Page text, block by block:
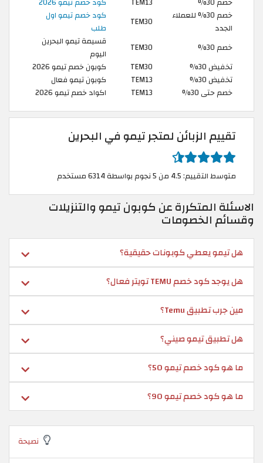
خصم 30% للعملاء
الجدد
TEM30
كود خصم تيمو اول
طلب
خصم 30%
TEM30
قسيمة تيمو البحرين
اليوم
تخفيض 30%
TEM30
كوبون خصم تيمو 2026
تخفيض 30%
TEM13
كوبون تيمو فعال
خصم حتى 30%
TEM13 اكواد خصم تيمو 2026
تقييم الزبائن لمتجر تيمو في البحرين
متوسط التقييم: 4.5 من 5 نجوم بواسطة 6314 مستخدم
الاسئلة المتكررة عن كوبون تيمو والتنزيلات
وقسائم الخصومات
هل تيمو يعطي كوبونات حقيقية؟
هل يوجد كود خصم TEMU تويتر فعال؟
مين جرب تطبيق Temu؟
هل تطبيق تيمو صيني؟
ما هو كود خصم تيمو 50؟
ما هو كود خصم تيمو 90؟
نصيحة